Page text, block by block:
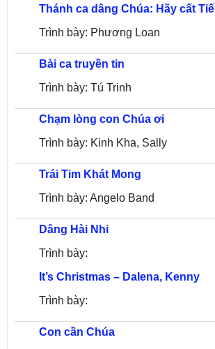
Thánh ca dâng Chúa: Hãy cất
Trình bày: Phương Loan
Bài ca truyền tin
Trình bày: Tú Trinh
Chạm lòng con Chúa ơi
Trình bày: Kinh Kha, Sally
Trái Tim Khát Mong
Trình bày: Angelo Band
Dâng Hài Nhi
Trình bày:
It’s Christmas – Dalena, Kenny
Trình bày:
Con cần Chúa